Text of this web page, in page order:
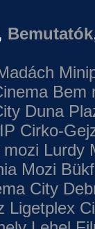
, Bemutatók
Bem
Duna
Cirko-
mozi Lurdy
Mozi
City
Ligetplex